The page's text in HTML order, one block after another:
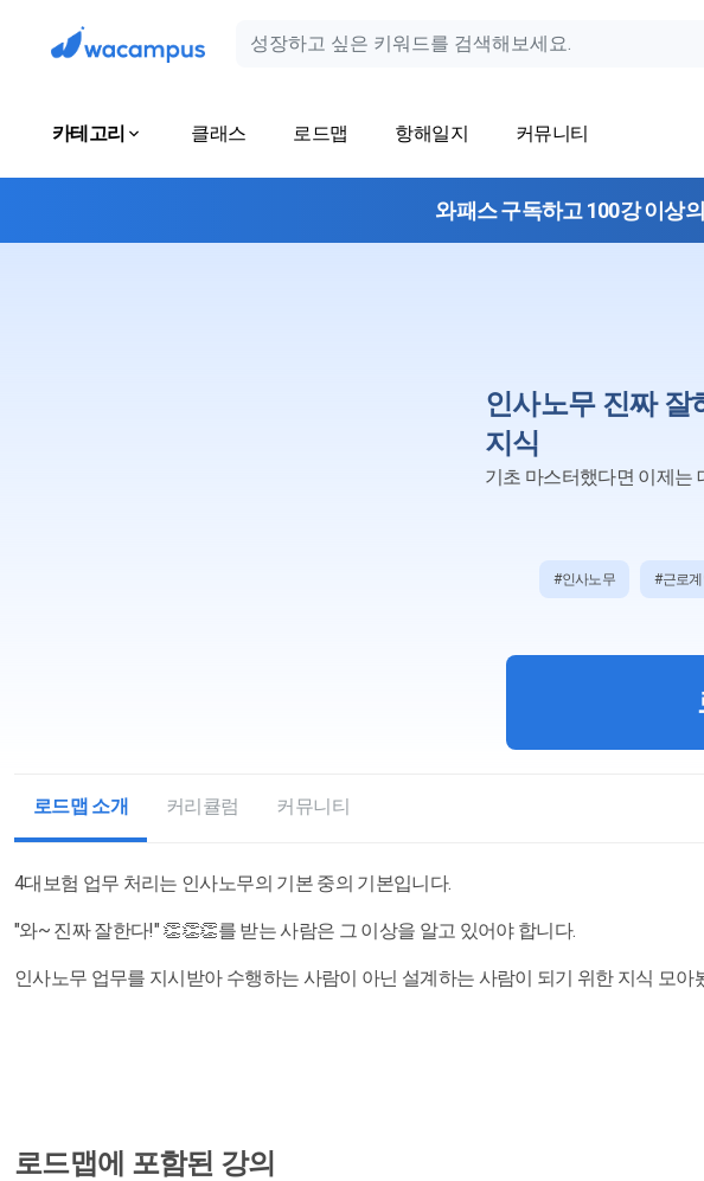
카테고리 클래스 로드맵 항해일지 커뮤니티
와패스 구독하고 100강 이상
인사노무 진짜 잘
지식
기초 마스터했다면 이제는
#인사노무 #근로
로드맵 소개 커리큘럼 커뮤니티
4대보험 업무 처리는 인사노무의 기본 중의 기본입니다.
"와~ 진짜 잘한다!" 👏👏👏를 받는 사람은 그 이상을 알고 있어야 합니다.
인사노무 업무를 지시받아 수행하는 사람이 아닌 설계하는 사람이 되기 위한 지식 모아
로드맵에 포함된 강의